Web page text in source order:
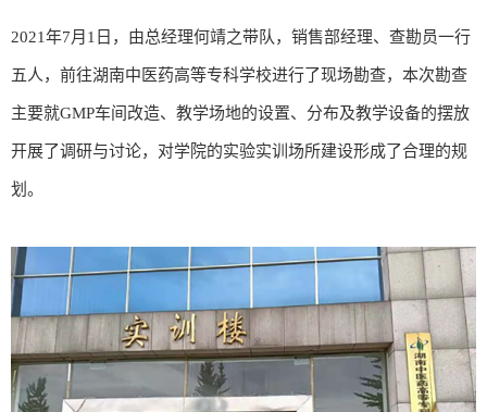
2021年7月1日，由总经理何靖之带队，销售部经理、查勘员一行
五人，前往湖南中医药高等专科学校进行了现场勘查，本次勘查
主要就GMP车间改造、教学场地的设置、分布及教学设备的摆放
开展了调研与讨论，对学院的实验实训场所建设形成了合理的规
划。